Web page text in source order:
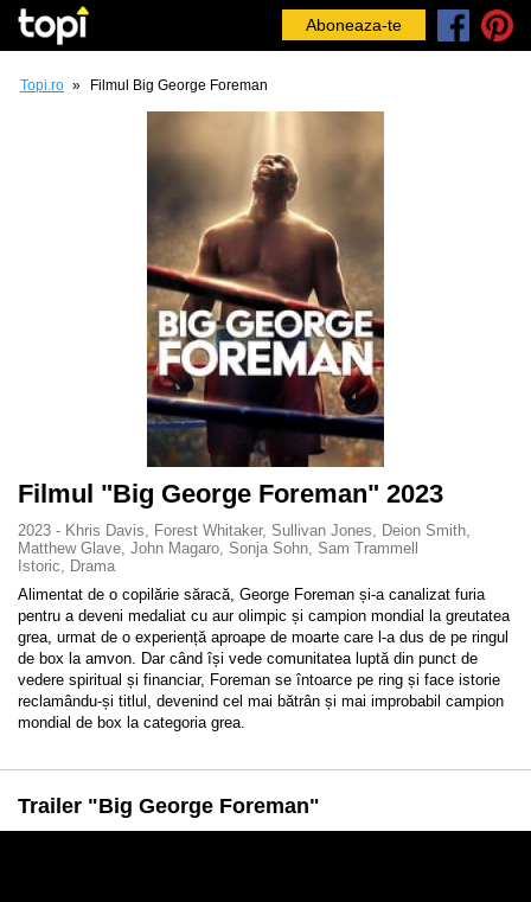
Aboneaza-te
Topi.ro » Filmul Big George Foreman
Filmul "Big George Foreman" 2023
2023 - Khris Davis, Forest Whitaker, Sullivan Jones, Deion Smith,
Matthew Glave, John Magaro, Sonja Sohn, Sam Trammell
Istoric, Drama
Alimentat de o copilărie săracă, George Foreman și-a canalizat furia
pentru a deveni medaliat cu aur olimpic și campion mondial la greutatea
grea, urmat de o experiență aproape de moarte care l-a dus de pe ringul
de box la amvon. Dar când își vede comunitatea luptă din punct de
vedere spiritual și financiar, Foreman se întoarce pe ring și face istorie
reclamându-și titlul, devenind cel mai bătrân și mai improbabil campion
mondial de box la categoria grea.
Trailer "Big George Foreman"